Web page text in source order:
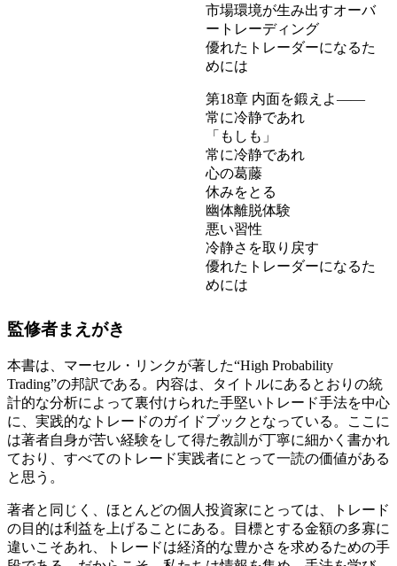
市場環境が生み出すオーバ
ートレーディング
優れたトレーダーになるた
めには
第18章 内面を鍛えよ――
常に冷静であれ
「もしも」
常に冷静であれ
心の葛藤
休みをとる
幽体離脱体験
悪い習性
冷静さを取り戻す
優れたトレーダーになるた
めには
監修者まえがき
本書は、マーセル・リンクが著した“High Probability
Trading”の邦訳である。内容は、タイトルにあるとおりの統
計的な分析によって裏付けられた手堅いトレード手法を中心
に、実践的なトレードのガイドブックとなっている。ここに
は著者自身が苦い経験をして得た教訓が丁寧に細かく書かれ
ており、すべてのトレード実践者にとって一読の価値がある
と思う。
著者と同じく、ほとんどの個人投資家にとっては、トレード
の目的は利益を上げることにある。目標とする金額の多寡に
違いこそあれ、トレードは経済的な豊かさを求めるための手